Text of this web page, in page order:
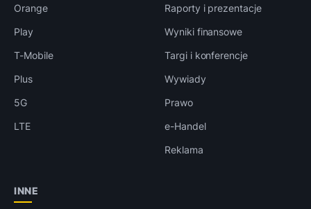
Orange
Play
T-Mobile
Plus
5G
LTE
Raporty i prezentacje
Wyniki finansowe
Targi i konferencje
Wywiady
Prawo
e-Handel
Reklama
INNE